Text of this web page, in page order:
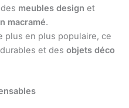
meubles design et
macramé.
plus en plus populaire, ce
et des objets déco